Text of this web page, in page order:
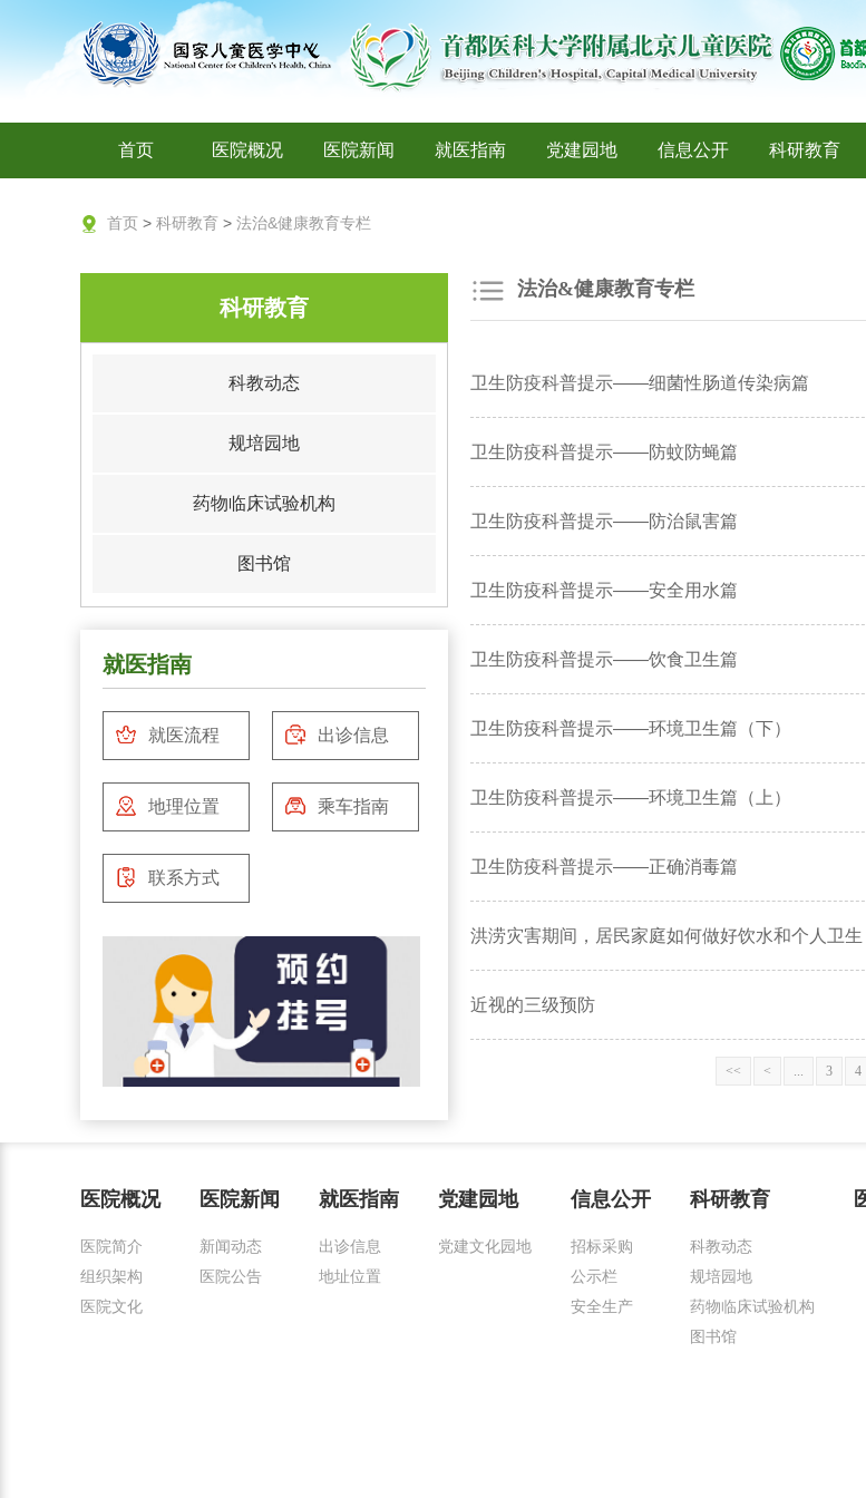
首页 医院概况 医院新闻 就医指南 党建园地 信息公开 科研教育
首页 > 科研教育 > 法治&健康教育专栏
科研教育
科教动态
规培园地
药物临床试验机构
图书馆
就医指南
就医流程 出诊信息
地理位置 乘车指南
联系方式
法治&健康教育专栏
卫生防疫科普提示——细菌性肠道传染病篇
卫生防疫科普提示——防蚊防蝇篇
卫生防疫科普提示——防治鼠害篇
卫生防疫科普提示——安全用水篇
卫生防疫科普提示——饮食卫生篇
卫生防疫科普提示——环境卫生篇（下）
卫生防疫科普提示——环境卫生篇（上）
卫生防疫科普提示——正确消毒篇
洪涝灾害期间，居民家庭如何做好饮水和个人卫生
近视的三级预防
<< < ... 3 4
医院概况
医院简介
组织架构
医院文化
医院新闻
新闻动态
医院公告
就医指南
出诊信息
地址位置
党建园地
党建文化园地
信息公开
招标采购
公示栏
安全生产
科研教育
科教动态
规培园地
药物临床试验机构
图书馆